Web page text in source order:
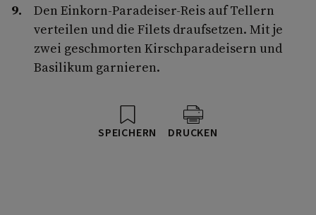
Den Einkorn-Paradeiser-Reis auf Tellern
verteilen und die Filets draufsetzen. Mit je
zwei geschmorten Kirschparadeisern und
Basilikum garnieren.
SPEICHERN DRUCKEN